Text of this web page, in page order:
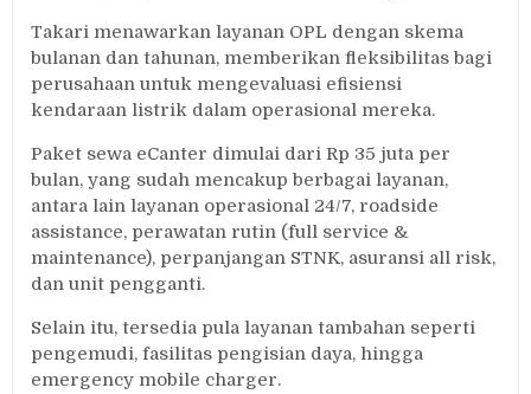
Takari menawarkan layanan OPL dengan skema
bulanan dan tahunan, memberikan fleksibilitas bagi
perusahaan untuk mengevaluasi efisiensi
kendaraan listrik dalam operasional mereka.
Paket sewa eCanter dimulai dari Rp 35 juta per
bulan, yang sudah mencakup berbagai layanan,
antara lain layanan operasional 24/7, roadside
assistance, perawatan rutin (full service &
maintenance), perpanjangan STNK, asuransi all risk,
dan unit pengganti.
Selain itu, tersedia pula layanan tambahan seperti
pengemudi, fasilitas pengisian daya, hingga
emergency mobile charger.